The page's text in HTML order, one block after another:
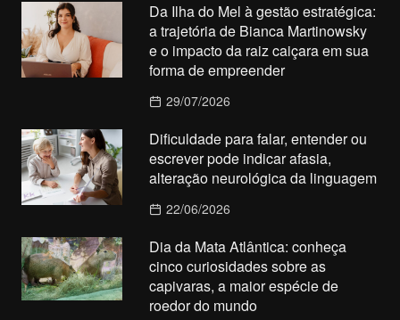
Da Ilha do Mel à gestão estratégica:
a trajetória de Bianca Martinowsky
e o impacto da raiz caiçara em sua
forma de empreender
29/07/2026
Dificuldade para falar, entender ou
escrever pode indicar afasia,
alteração neurológica da linguagem
22/06/2026
Dia da Mata Atlântica: conheça
cinco curiosidades sobre as
capivaras, a maior espécie de
roedor do mundo